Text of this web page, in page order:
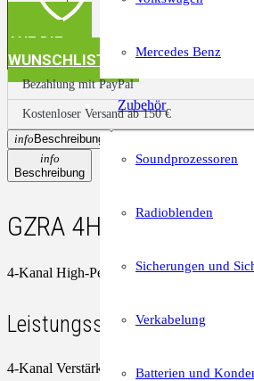
Mercedes Benz
Zubehör
Soundprozessoren
Radioblenden
Sicherungen und
Verkabelung
Batterien und
AUF DIE
WUNSCHLISTE
Bezahlung mit PayPal
Kostenloser Versand ab 150 €
info Beschreibung
info
Beschreibung
GZRA 4HD
4-Kanal High-Performance Class D
Leistungsstarker 4-Kanal
4-Kanal Verstärker mit Class AD